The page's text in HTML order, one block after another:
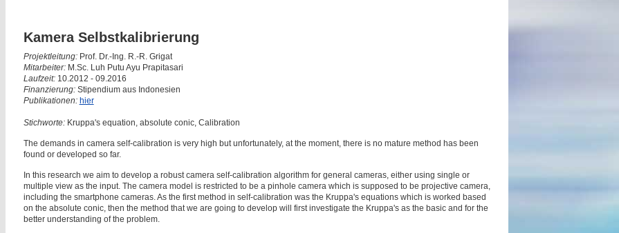
Kamera Selbstkalibrierung
Projektleitung: Prof. Dr.-Ing. R.-R. Grigat
Mitarbeiter: M.Sc. Luh Putu Ayu Prapitasari
Laufzeit: 10.2012 - 09.2016
Finanzierung: Stipendium aus Indonesien
Publikationen: hier
Stichworte: Kruppa's equation, absolute conic, Calibration
The demands in camera self-calibration is very high but unfortunately, at the moment, there is no mature method has been
found or developed so far.
In this research we aim to develop a robust camera self-calibration algorithm for general cameras, either using single or
multiple view as the input. The camera model is restricted to be a pinhole camera which is supposed to be projective camera,
including the smartphone cameras. As the first method in self-calibration was the Kruppa's equations which is worked based
on the absolute conic, then the method that we are going to develop will first investigate the Kruppa's as the basic and for the
better understanding of the problem.